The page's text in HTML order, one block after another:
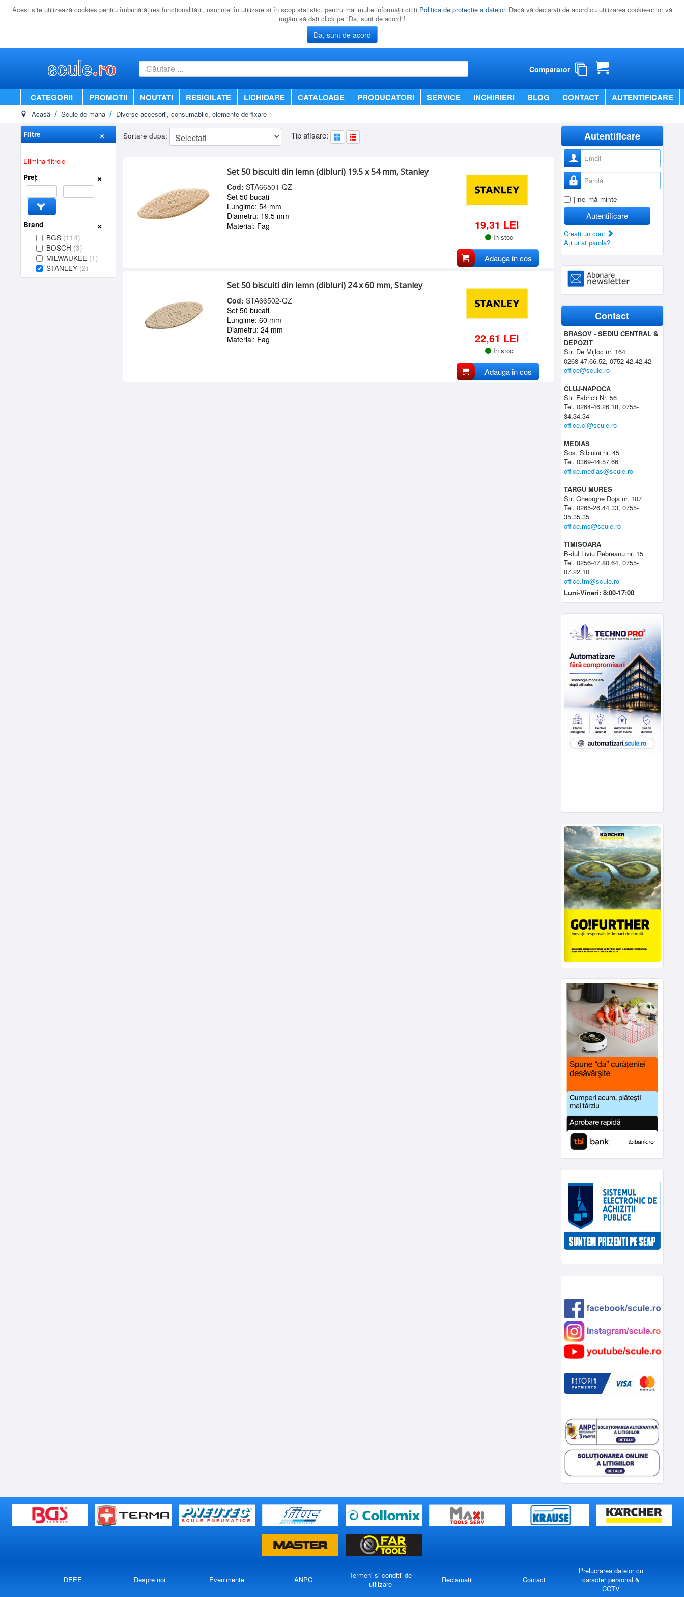
Acest site utilizează cookies pentru îmbunătăţirea funcţionalităţii, uşurinţei în utilizare şi în scop statistic, pentru mai multe informaţii citiţi Politica de protectie a datelor. Dacă vă declaraţi de acord cu utilizarea cookie-urilor vă
rugăm să daţi click pe "Da, sunt de acord"!
Da, sunt de acord
Comparator
CATEGORII PROMOTII NOUTATI RESIGILATE LICHIDARE CATALOAGE PRODUCATORI SERVICE INCHIRIERI BLOG CONTACT AUTENTIFICARE
Acasă Scule de mana Diverse accesorii, consumabile, elemente de fixare
Filtre
Elimina filtrele
Preț
-
Brand
BGS (114)
BOSCH (3)
MILWAUKEE (1)
STANLEY (2)
Sortare dupa: Tip afisare:
Set 50 biscuiti din lemn (dibluri) 19.5 x 54 mm, Stanley
Cod:STA66501-QZ
Set 50 bucati
Lungime: 54 mm
Diametru: 19.5 mm
Material: Fag
19,31 LEI
In stoc
Adauga in cos
Set 50 biscuiti din lemn (dibluri) 24 x 60 mm, Stanley
Cod:STA66502-QZ
Set 50 bucati
Lungime: 60 mm
Diametru: 24 mm
Material: Fag
22,61 LEI
In stoc
Adauga in cos
Autentificare
Nume utilizator
Parolă
Ţine-mă minte
Autentificare
Creaţi un cont
Aţi uitat parola?
Contact
BRASOV - SEDIU CENTRAL &
DEPOZIT
Str. De Mijloc nr. 164
0268-47.66.52, 0752-42.42.42
office@scule.ro
CLUJ-NAPOCA
Str. Fabricii Nr. 56
Tel. 0264-46.26.18, 0755-
34.34.34
office.cj@scule.ro
MEDIAS
Sos. Sibiului nr. 45
Tel. 0369-44.57.66
office.medias@scule.ro
TARGU MURES
Str. Gheorghe Doja nr. 107
Tel. 0265-26.44.33, 0755-
35.35.35
office.ms@scule.ro
TIMISOARA
B-dul Liviu Rebreanu nr. 15
Tel. 0256-47.80.64, 0755-
07.22.10
office.tm@scule.ro
Luni-Vineri: 8:00-17:00
DEEE Despre noi Evenimente ANPC
Termeni si conditii de
utilizare
Reclamatii Contact
Prelucrarea datelor cu
caracter personal &
CCTV